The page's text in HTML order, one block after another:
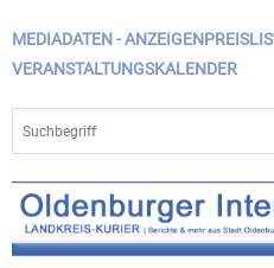
MEDIADATEN -
VERANSTALTUNGSKALENDER